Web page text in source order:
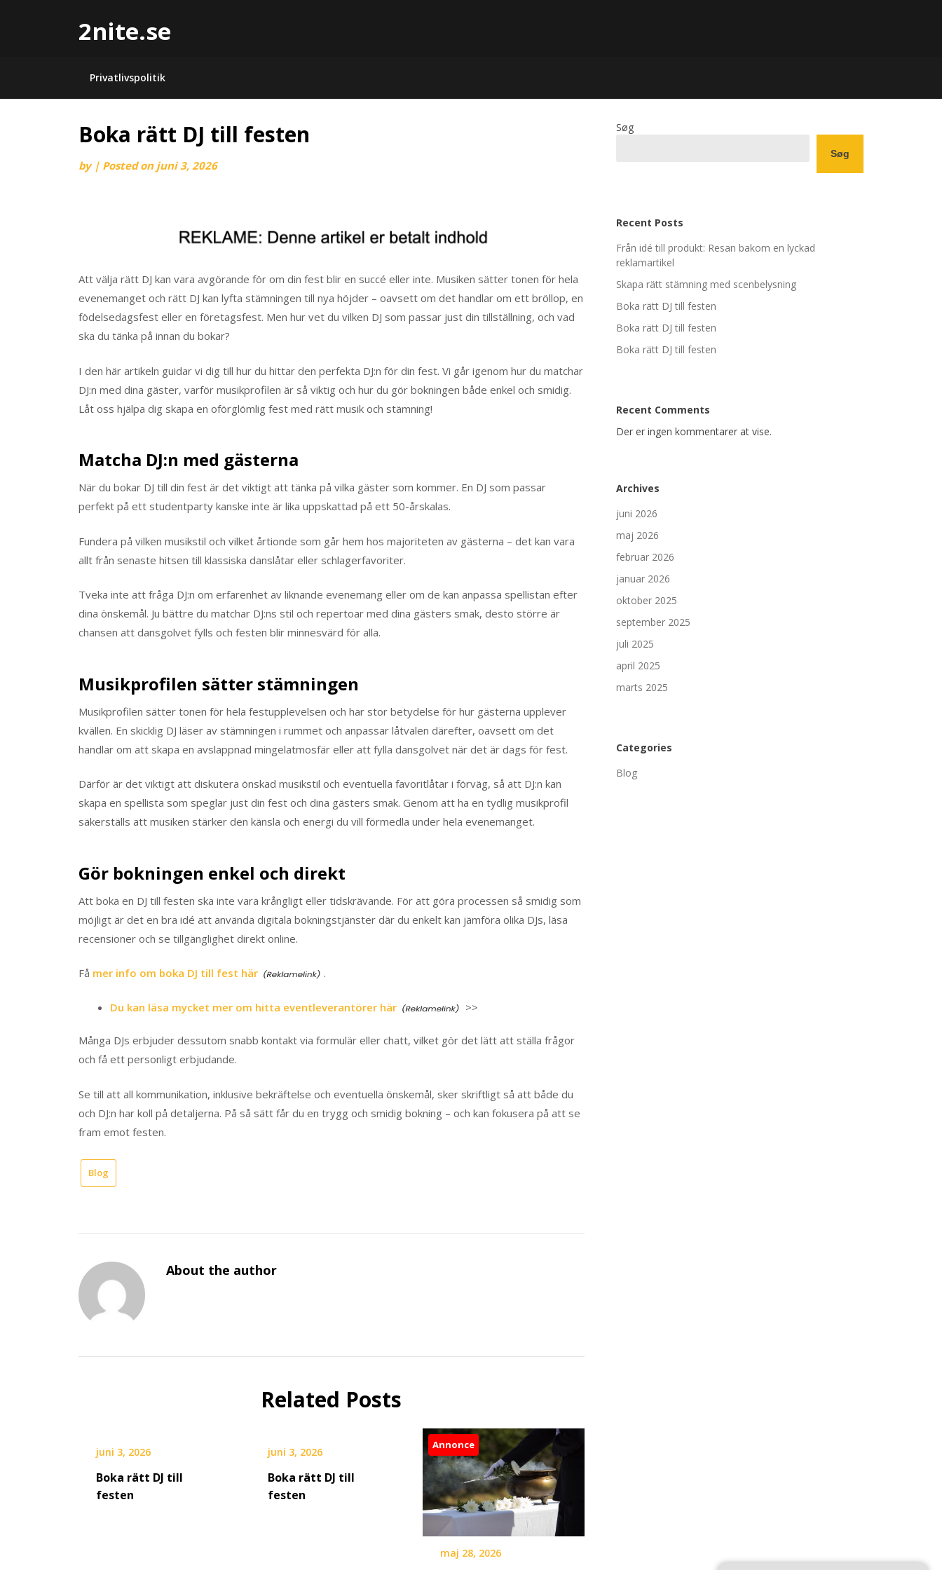
2nite.se
Privatlivspolitik
Boka rätt DJ till festen
by | Posted on juni 3, 2026
Att välja rätt DJ kan vara avgörande för om din fest blir en succé eller inte. Musiken sätter tonen för hela
evenemanget och rätt DJ kan lyfta stämningen till nya höjder – oavsett om det handlar om ett bröllop, en
födelsedagsfest eller en företagsfest. Men hur vet du vilken DJ som passar just din tillställning, och vad
ska du tänka på innan du bokar?
I den här artikeln guidar vi dig till hur du hittar den perfekta DJ:n för din fest. Vi går igenom hur du matchar
DJ:n med dina gäster, varför musikprofilen är så viktig och hur du gör bokningen både enkel och smidig.
Låt oss hjälpa dig skapa en oförglömlig fest med rätt musik och stämning!
Matcha DJ:n med gästerna
När du bokar DJ till din fest är det viktigt att tänka på vilka gäster som kommer. En DJ som passar
perfekt på ett studentparty kanske inte är lika uppskattad på ett 50-årskalas.
Fundera på vilken musikstil och vilket årtionde som går hem hos majoriteten av gästerna – det kan vara
allt från senaste hitsen till klassiska danslåtar eller schlagerfavoriter.
Tveka inte att fråga DJ:n om erfarenhet av liknande evenemang eller om de kan anpassa spellistan efter
dina önskemål. Ju bättre du matchar DJ:ns stil och repertoar med dina gästers smak, desto större är
chansen att dansgolvet fylls och festen blir minnesvärd för alla.
Musikprofilen sätter stämningen
Musikprofilen sätter tonen för hela festupplevelsen och har stor betydelse för hur gästerna upplever
kvällen. En skicklig DJ läser av stämningen i rummet och anpassar låtvalen därefter, oavsett om det
handlar om att skapa en avslappnad mingelatmosfär eller att fylla dansgolvet när det är dags för fest.
Därför är det viktigt att diskutera önskad musikstil och eventuella favoritlåtar i förväg, så att DJ:n kan
skapa en spellista som speglar just din fest och dina gästers smak. Genom att ha en tydlig musikprofil
säkerställs att musiken stärker den känsla och energi du vill förmedla under hela evenemanget.
Gör bokningen enkel och direkt
Att boka en DJ till festen ska inte vara krångligt eller tidskrävande. För att göra processen så smidig som
möjligt är det en bra idé att använda digitala bokningstjänster där du enkelt kan jämföra olika DJs, läsa
recensioner och se tillgänglighet direkt online.
Få mer info om boka DJ till fest här .
Du kan läsa mycket mer om hitta eventleverantörer här >>
Många DJs erbjuder dessutom snabb kontakt via formulär eller chatt, vilket gör det lätt att ställa frågor
och få ett personligt erbjudande.
Se till att all kommunikation, inklusive bekräftelse och eventuella önskemål, sker skriftligt så att både du
och DJ:n har koll på detaljerna. På så sätt får du en trygg och smidig bokning – och kan fokusera på att se
fram emot festen.
Blog
About the author
Related Posts
juni 3, 2026
Boka rätt DJ till
festen
juni 3, 2026
Boka rätt DJ till
festen
Annonce
maj 28, 2026
Søg
Søg
Recent Posts
Från idé till produkt: Resan bakom en lyckad
reklamartikel
Skapa rätt stämning med scenbelysning
Boka rätt DJ till festen
Boka rätt DJ till festen
Boka rätt DJ till festen
Recent Comments
Der er ingen kommentarer at vise.
Archives
juni 2026
maj 2026
februar 2026
januar 2026
oktober 2025
september 2025
juli 2025
april 2025
marts 2025
Categories
Blog